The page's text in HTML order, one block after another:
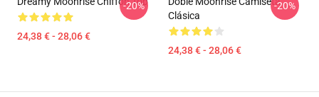
24,38 € - 28,06 €
-20%
Clásica
24,38 € - 28,06 €
-20%